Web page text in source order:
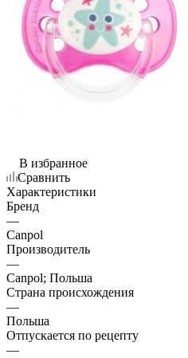
В избранное
Сравнить
Характеристики
Бренд
—
Canpol
Производитель
—
Canpol; Польша
Страна происхождения
—
Польша
Отпускается по рецепту
—